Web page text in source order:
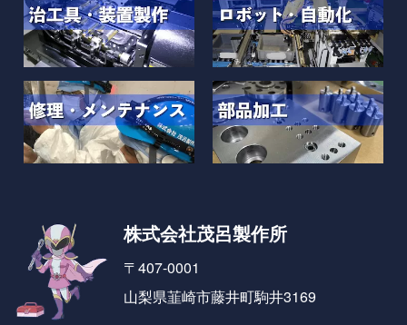
株式会社茂呂製作所
〒407-0001
山梨県韮崎市藤井町駒井3169